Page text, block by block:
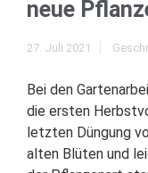
neue
27. Juli 2021
Bei den
die ersten
letzten Düngung
alten Blüten und